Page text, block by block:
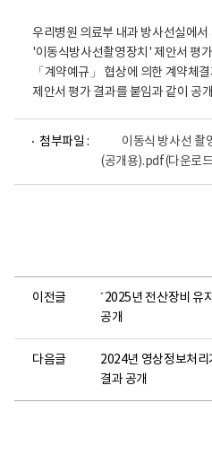
우리병원 의료부 내과 방사선실에서
'이동식방사선촬영장치' 제안서 평
「계약예규」 협상에 의한 계약체
제안서 평가 결과를 붙임과 같이 공
첨부파일 :
이동식 방사선 촬
(공개용).pdf(다운로
어
이전글
´2025년 전산장비 유
공개
다음글
2024년 영상정보처리
결과 공개